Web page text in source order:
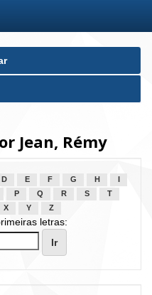
Jean, Rémy
D E F G H
P Q R S
T
X Y Z
letras: